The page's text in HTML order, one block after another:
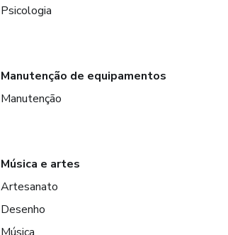
Psicologia
Manutenção de equipamentos
Manutenção
Música e artes
Artesanato
Desenho